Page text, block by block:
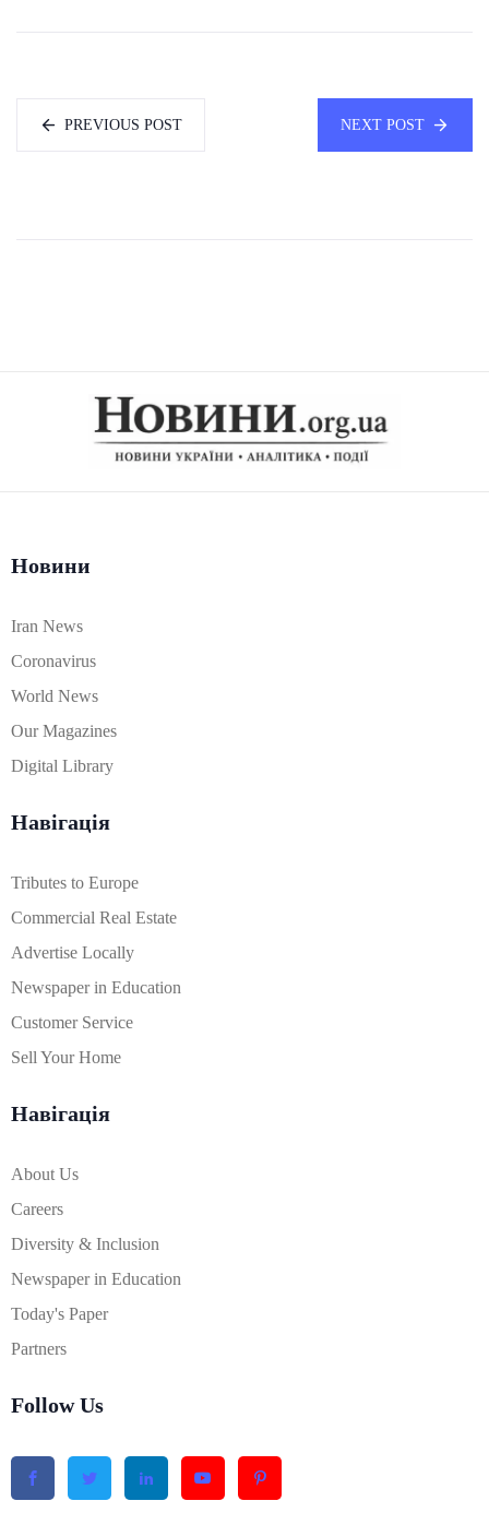
PREVIOUS POST NEXT POST
Новини
Iran News
Coronavirus
World News
Our Magazines
Digital Library
Навігація
Tributes to Europe
Commercial Real Estate
Advertise Locally
Newspaper in Education
Customer Service
Sell Your Home
Навігація
About Us
Careers
Diversity & Inclusion
Newspaper in Education
Today's Paper
Partners
Follow Us